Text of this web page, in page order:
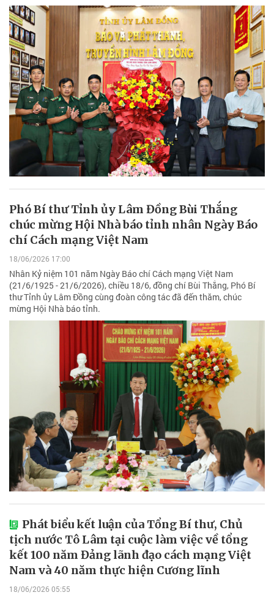
Phó Bí thư Tỉnh ủy Lâm Đồng Bùi Thắng
chúc mừng Hội Nhà báo tỉnh nhân Ngày Báo
chí Cách mạng Việt Nam
18/06/2026 17:00
Nhân Kỷ niệm 101 năm Ngày Báo chí Cách mạng Việt Nam
(21/6/1925 - 21/6/2026), chiều 18/6, đồng chí Bùi Thắng, Phó Bí
thư Tỉnh ủy Lâm Đồng cùng đoàn công tác đã đến thăm, chúc
mừng Hội Nhà báo tỉnh.
Phát biểu kết luận của Tổng Bí thư, Chủ
tịch nước Tô Lâm tại cuộc làm việc về tổng
kết 100 năm Đảng lãnh đạo cách mạng Việt
Nam và 40 năm thực hiện Cương lĩnh
18/06/2026 05:55